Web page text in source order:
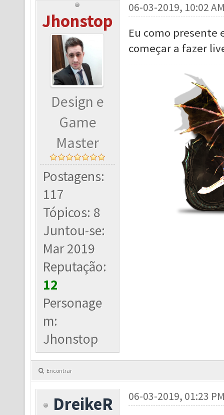
Jhonstop
Design e
Game
Master
Postagens:
117
Tópicos: 8
Juntou-se:
Mar 2019
Reputação:
12
Personage
m:
Jhonstop
06-03-2019, 10:02
Eu como presente
começar a fazer
Encontrar
DreikeR 06-03-2019, 01:23